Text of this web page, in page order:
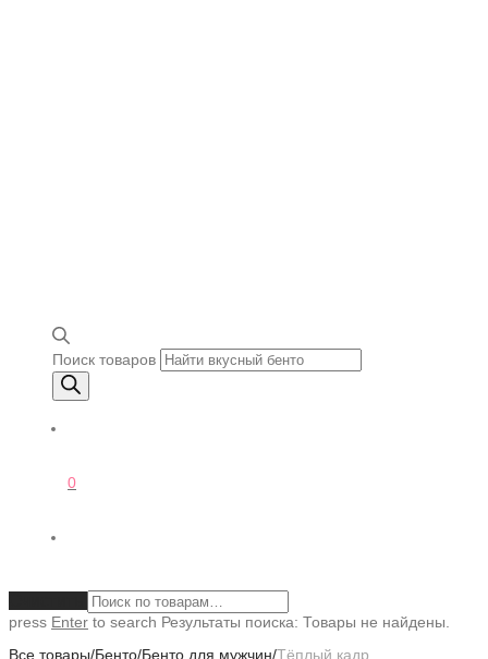
Поиск товаров
0
press Enter to search Результаты поиска: Товары не найдены.
Все товары/Бенто/Бенто для мужчин/Тёплый кадр